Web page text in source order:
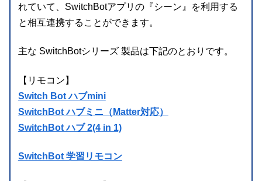
れていて、SwitchBotアプリの『シーン』を利用する
と相互連携することができます。
主な SwitchBotシリーズ 製品は下記のとおりです。
【リモコン】
Switch Bot ハブmini
SwitchBot ハブミニ（Matter対応）
SwitchBot ハブ 2(4 in 1)
SwitchBot 学習リモコン